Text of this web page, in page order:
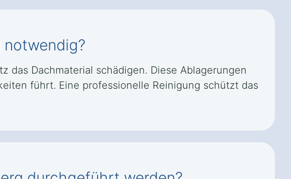
notwendig?
das Dachmaterial schädigen. Diese Ablagerungen
führt. Eine professionelle Reinigung schützt das